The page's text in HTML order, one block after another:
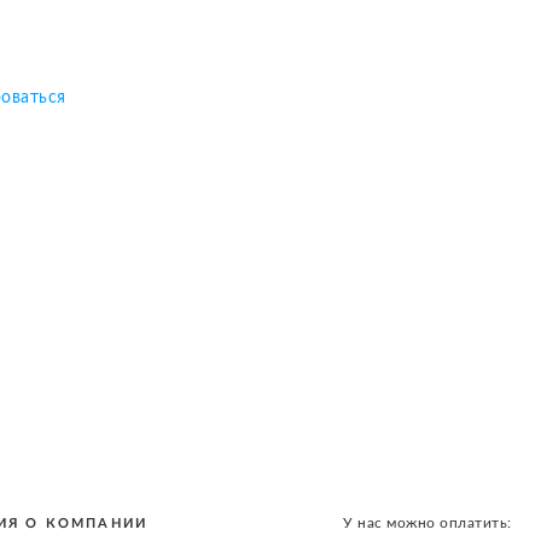
О КОМПАНИИ У нас можно оплатить: